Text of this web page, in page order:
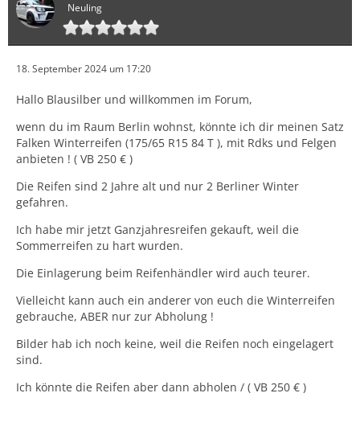
Neuling
18. September 2024 um 17:20
Hallo Blausilber und willkommen im Forum,
wenn du im Raum Berlin wohnst, könnte ich dir meinen Satz
Falken Winterreifen (175/65 R15 84 T ), mit Rdks und Felgen
anbieten ! ( VB 250 € )
Die Reifen sind 2 Jahre alt und nur 2 Berliner Winter
gefahren.
Ich habe mir jetzt Ganzjahresreifen gekauft, weil die
Sommerreifen zu hart wurden.
Die Einlagerung beim Reifenhändler wird auch teurer.
Vielleicht kann auch ein anderer von euch die Winterreifen
gebrauche, ABER nur zur Abholung !
Bilder hab ich noch keine, weil die Reifen noch eingelagert
sind.
Ich könnte die Reifen aber dann abholen / ( VB 250 € )